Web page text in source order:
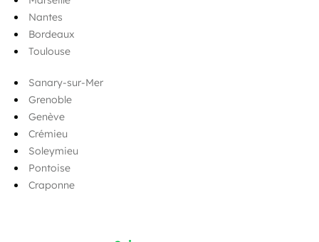
Nantes
Bordeaux
Toulouse
Sanary-sur-Mer
Grenoble
Genève
Crémieu
Soleymieu
Pontoise
Craponne